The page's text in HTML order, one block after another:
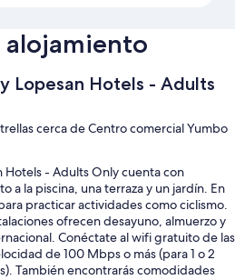
alojamiento
Lopesan Hotels - Adults
cerca de Centro comercial Yumbo
Hotels - Adults Only cuenta con
a la piscina, una terraza y un jardín. En
practicar actividades como ciclismo.
ofrecen desayuno, almuerzo y
Conéctate al wifi gratuito de las
de 100 Mbps o más (para 1 o 2
También encontrarás comodidades